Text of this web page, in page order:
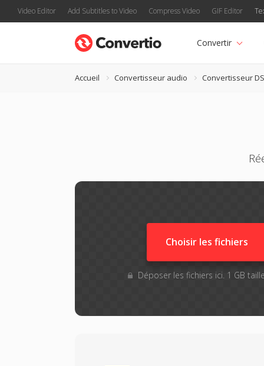
Video Editor Add Subtitles to Video Compress Video GIF Editor
Convertir
Accueil Convertisseur audio Convertisseur
Choisir les fichiers
Déposer les fichiers ici. 1 GB